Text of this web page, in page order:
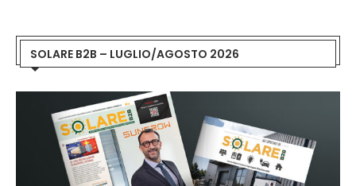
SOLARE B2B – LUGLIO/AGOSTO 2026